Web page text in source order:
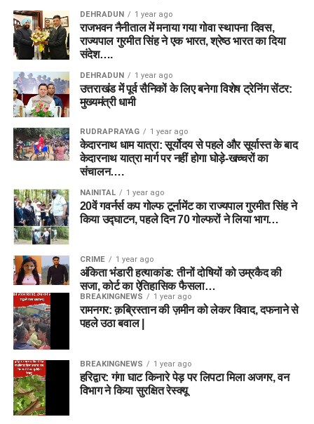
DEHRADUN 1 year ago
राजभवन नैनीताल में मनाया गया गोवा स्थापना दिवस,
राज्यपाल गुरमीत सिंह ने एक भारत, श्रेष्ठ भारत का दिया
संदेश….
DEHRADUN 1 year ago
उत्तराखंड में पूर्व सैनिकों के लिए बनेगा विशेष ट्रेनिंग सेंटर:
मुख्यमंत्री धामी
RUDRAPRAYAG 1 year ago
केदारनाथ धाम यात्रा: सूर्योदय से पहले और सूर्यास्त के बाद
केदारनाथ यात्रा मार्ग पर नहीं होगा घोड़े-खच्चरों का
संचालन….
NAINITAL 1 year ago
20वें गवर्नर्स कप गोल्फ टूर्नामेंट का राज्यपाल गुरमीत सिंह ने
किया उद्घाटन, पहले दिन 70 गोल्फरों ने लिया भाग…
CRIME 1 year ago
अंकिता भंडारी हत्याकांड: तीनों दोषियों को उम्रकैद की
सजा, कोर्ट का ऐतिहासिक फैसला…
BREAKINGNEWS 1 year ago
रामनगर: क़ब्रिस्तान की ज़मीन को लेकर विवाद, दफनाने से
पहले उठा बवाल |
BREAKINGNEWS 1 year ago
हरिद्वार: गंगा घाट किनारे पेड़ पर लिपटा मिला अजगर, वन
विभाग ने किया सुरक्षित रेस्क्यू